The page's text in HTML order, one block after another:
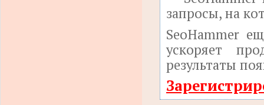
запросы, на
SeoHammer
ускоряет
результаты